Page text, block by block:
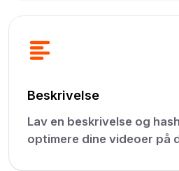
Beskrivelse
Lav en beskrivelse og
optimere dine videoer på